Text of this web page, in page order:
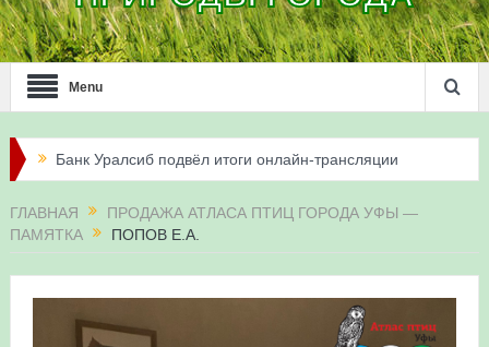
Menu
Банк Уралсиб подвёл итоги онлайн-трансляции
Итоги акции «Соловьиные вечера-2026» в
Три птенца сапсанов Уралсиба получили имена и
ГЛАВНАЯ
ПРОДАЖА АТЛАСА ПТИЦ ГОРОДА УФЫ —
ПАМЯТКА
ПОПОВ Е.А.